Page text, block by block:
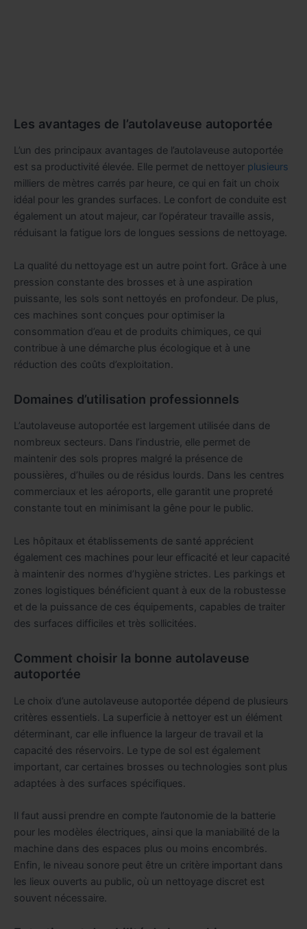
Les avantages de l’autolaveuse autoportée
L’un des principaux avantages de l’autolaveuse autoportée
est sa productivité élevée. Elle permet de nettoyer plusieurs
milliers de mètres carrés par heure, ce qui en fait un choix
idéal pour les grandes surfaces. Le confort de conduite est
également un atout majeur, car l’opérateur travaille assis,
réduisant la fatigue lors de longues sessions de nettoyage.
La qualité du nettoyage est un autre point fort. Grâce à une
pression constante des brosses et à une aspiration
puissante, les sols sont nettoyés en profondeur. De plus,
ces machines sont conçues pour optimiser la
consommation d’eau et de produits chimiques, ce qui
contribue à une démarche plus écologique et à une
réduction des coûts d’exploitation.
Domaines d’utilisation professionnels
L’autolaveuse autoportée est largement utilisée dans de
nombreux secteurs. Dans l’industrie, elle permet de
maintenir des sols propres malgré la présence de
poussières, d’huiles ou de résidus lourds. Dans les centres
commerciaux et les aéroports, elle garantit une propreté
constante tout en minimisant la gêne pour le public.
Les hôpitaux et établissements de santé apprécient
également ces machines pour leur efficacité et leur capacité
à maintenir des normes d’hygiène strictes. Les parkings et
zones logistiques bénéficient quant à eux de la robustesse
et de la puissance de ces équipements, capables de traiter
des surfaces difficiles et très sollicitées.
Comment choisir la bonne autolaveuse
autoportée
Le choix d’une autolaveuse autoportée dépend de plusieurs
critères essentiels. La superficie à nettoyer est un élément
déterminant, car elle influence la largeur de travail et la
capacité des réservoirs. Le type de sol est également
important, car certaines brosses ou technologies sont plus
adaptées à des surfaces spécifiques.
Il faut aussi prendre en compte l’autonomie de la batterie
pour les modèles électriques, ainsi que la maniabilité de la
machine dans des espaces plus ou moins encombrés.
Enfin, le niveau sonore peut être un critère important dans
les lieux ouverts au public, où un nettoyage discret est
souvent nécessaire.